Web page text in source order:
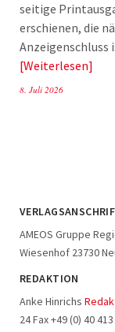
seitige
erschienen, die
Weiterlesen
8. Juli 2026
AMEOS Gruppe
Wiesenhof 23730
REDAKTION
Anke Hinrichs
24 Fax +49 (0) 40